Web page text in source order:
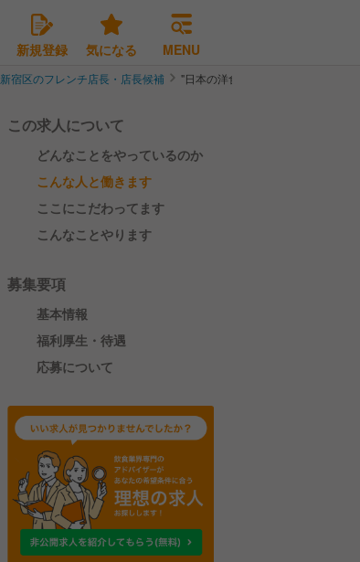
新規登録 気になる MENU
新宿区のフレンチ店長・店長候補 "日本の洋食"とフレンチの本格レス
この求人について
どんなことをやっているのか
こんな人と働きます
ここにこだわってます
こんなことやります
募集要項
基本情報
福利厚生・待遇
応募について